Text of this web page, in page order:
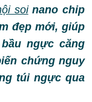
soinano chip
đẹp mới, giúp
ngực căng
chứng nguy
túi ngực qua